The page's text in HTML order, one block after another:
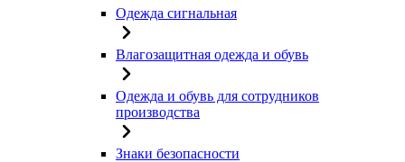
Одежда сигнальная
Влагозащитная одежда и обувь
Одежда и обувь для сотрудников
производства
Знаки безопасности